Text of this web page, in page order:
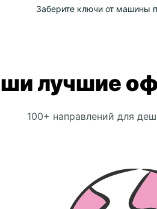
Заберите ключи от машины
лучшие
100+ направлений для